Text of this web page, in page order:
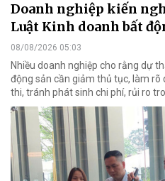
Doanh nghiệp kiến
Luật Kinh doanh bất
08/08/2026 05:03
Nhiều doanh nghiệp cho rằng dự
động sản cần giảm thủ tục, làm rõ
thi, tránh phát sinh chi phí, rủi ro